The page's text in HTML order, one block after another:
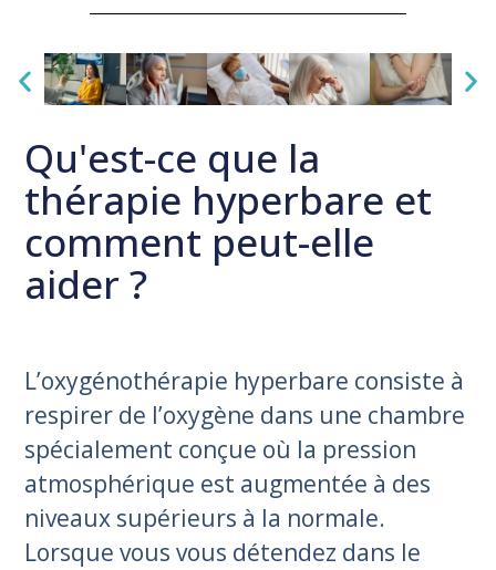
Qu'est-ce que la
thérapie hyperbare et
comment peut-elle
aider ?
L’oxygénothérapie hyperbare consiste à
respirer de l’oxygène dans une chambre
spécialement conçue où la pression
atmosphérique est augmentée à des
niveaux supérieurs à la normale.
Lorsque vous vous détendez dans le